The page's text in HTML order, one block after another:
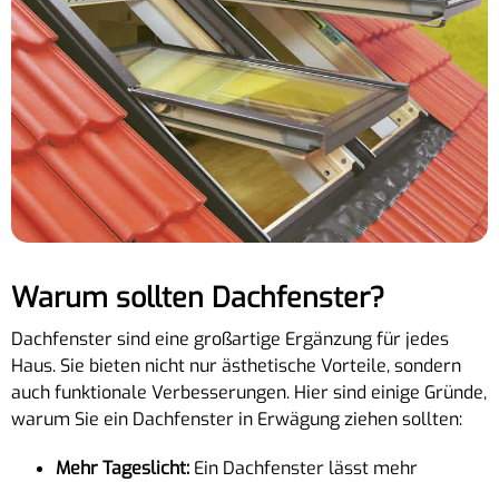
Warum sollten Dachfenster?
Dachfenster sind eine großartige Ergänzung für jedes
Haus. Sie bieten nicht nur ästhetische Vorteile, sondern
auch funktionale Verbesserungen. Hier sind einige Gründe,
warum Sie ein Dachfenster in Erwägung ziehen sollten:
Mehr Tageslicht: Ein Dachfenster lässt mehr